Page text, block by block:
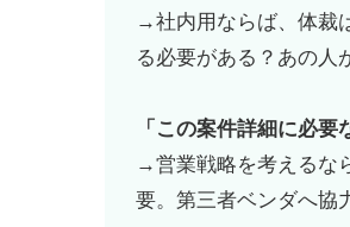
→社内用ならば、体裁
る必要がある？あの人
「この案件詳細に必要
→営業戦略を考えるな
要。第三者ベンダへ協